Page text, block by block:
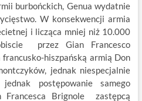
burbońckich, Genua wydatnie
W konsekwencji armia
i licząca mniej niż 10.000
przez Gian Francesco
hiszpańską armią Don
jednak niespecjalnie
postępowanie samego
Francesca Brignole zastępcą